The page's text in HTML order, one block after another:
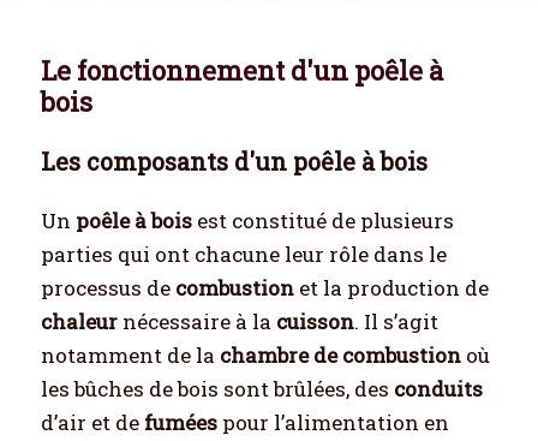
Le fonctionnement d'un poêle à
bois
Les composants d'un poêle à bois
Un poêle à bois est constitué de plusieurs
parties qui ont chacune leur rôle dans le
processus de combustion et la production de
chaleur nécessaire à la cuisson. Il s’agit
notamment de la chambre de combustion où
les bûches de bois sont brûlées, des conduits
d’air et de fumées pour l’alimentation en